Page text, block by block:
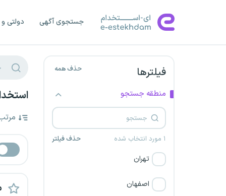
جستجوی آگهی دولتی
فیلترها حذف همه
منطقه جستجو
۱ مورد انتخاب شده حذف فیلتر
تهران
اصفهان